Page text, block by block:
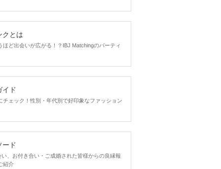
クとは
ほど出会いが広がる！？IBJ Matchingのパーティ
イド
チェック！性別・年代別で好印象なファッション
ード
、お付き合い・ご成婚された皆様からの良縁報
紹介